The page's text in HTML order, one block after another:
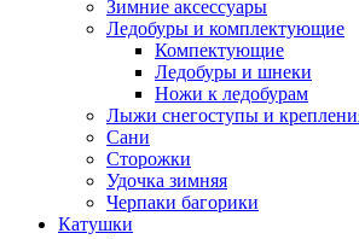
Зимние аксессуары
Ледобуры и комплектующие
Компектующие
Ледобуры и шнеки
Ножи к ледобурам
Лыжи снегоступы и
Сани
Сторожки
Удочка зимняя
Черпаки багорики
Катушки